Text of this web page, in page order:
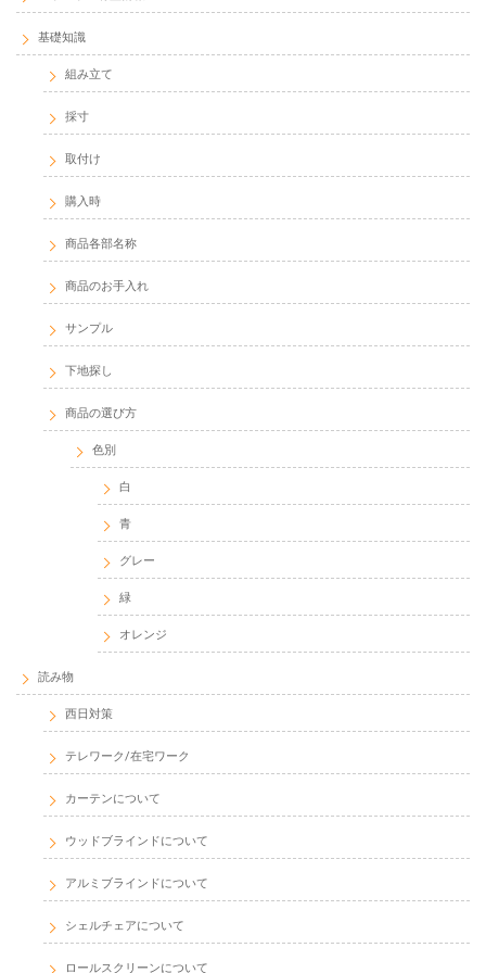
基礎知識
組み立て
採寸
取付け
購入時
商品各部名称
商品のお手入れ
サンプル
下地探し
商品の選び方
色別
白
青
グレー
緑
オレンジ
読み物
西日対策
テレワーク/在宅ワーク
カーテンについて
ウッドブラインドについて
アルミブラインドについて
シェルチェアについて
ロールスクリーンについて